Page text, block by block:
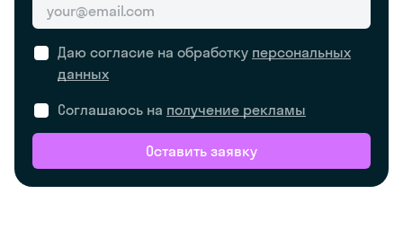
Даю согласие на обработку персональных
данных
Соглашаюсь на получение рекламы
Оставить заявку